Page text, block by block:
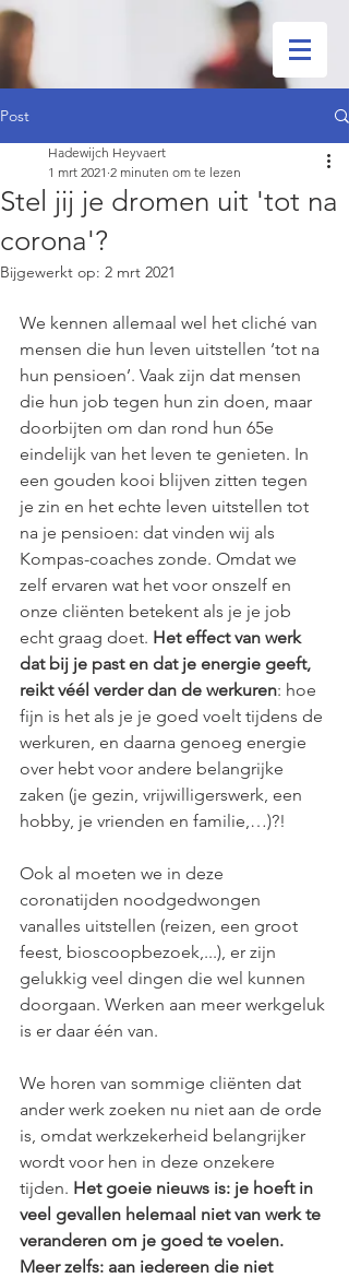
Post
Stel jij je dromen uit 'tot na
corona'?
Hadewijch Heyvaert
1 mrt 2021 2 minuten om te lezen
Bijgewerkt op: 2 mrt 2021
We kennen allemaal wel het cliché van
mensen die hun leven uitstellen ‘tot na
hun pensioen’. Vaak zijn dat mensen
die hun job tegen hun zin doen, maar
doorbijten om dan rond hun 65e
eindelijk van het leven te genieten. In
een gouden kooi blijven zitten tegen
je zin en het echte leven uitstellen tot
na je pensioen: dat vinden wij als
Kompas-coaches zonde. Omdat we
zelf ervaren wat het voor onszelf en
onze cliënten betekent als je je job
echt graag doet. Het effect van werk
dat bij je past en dat je energie geeft,
reikt véél verder dan de werkuren: hoe
fijn is het als je je goed voelt tijdens de
werkuren, en daarna genoeg energie
over hebt voor andere belangrijke
zaken (je gezin, vrijwilligerswerk, een
hobby, je vrienden en familie,…)?!
Ook al moeten we in deze
coronatijden noodgedwongen
vanalles uitstellen (reizen, een groot
feest, bioscoopbezoek,...), er zijn
gelukkig veel dingen die wel kunnen
doorgaan. Werken aan meer werkgeluk
is er daar één van.
We horen van sommige cliënten dat
ander werk zoeken nu niet aan de orde
is, omdat werkzekerheid belangrijker
wordt voor hen in deze onzekere
tijden. Het goeie nieuws is: je hoeft in
veel gevallen helemaal niet van werk te
veranderen om je goed te voelen.
Meer zelfs: aan iedereen die niet